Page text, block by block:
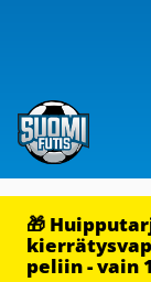
🎁
peliin - vain